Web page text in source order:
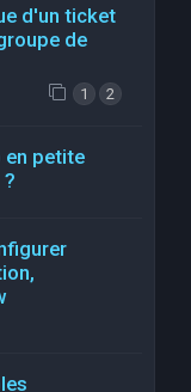
d'un ticket
de
1 2
en petite